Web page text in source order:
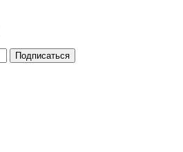
Подписаться